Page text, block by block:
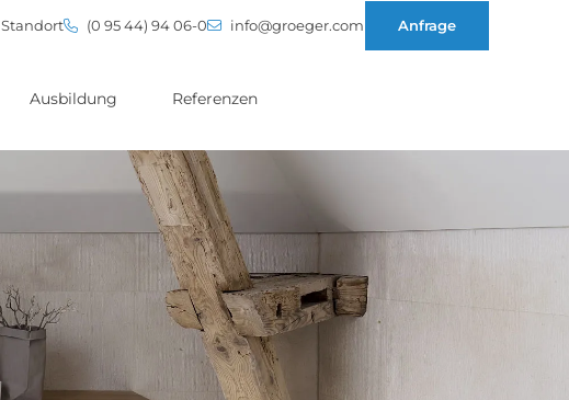
Standort (0 95 44) 94 06-0 info@groeger.com Anfrage
Ausbildung Referenzen